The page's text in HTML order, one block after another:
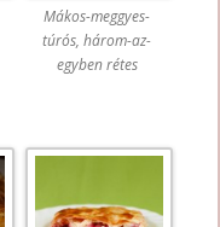
Mákos-meggyes-
túrós, három-az-
egyben rétes